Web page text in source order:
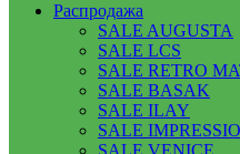
Распродажа
SALE AUGUSTA
SALE LCS
SALE RETRO
SALE BASAK
SALE ILAY
SALE
SALE VENICE